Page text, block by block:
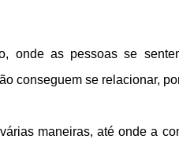
onde as pessoas se
conseguem se relacionar,
maneiras, até onde a